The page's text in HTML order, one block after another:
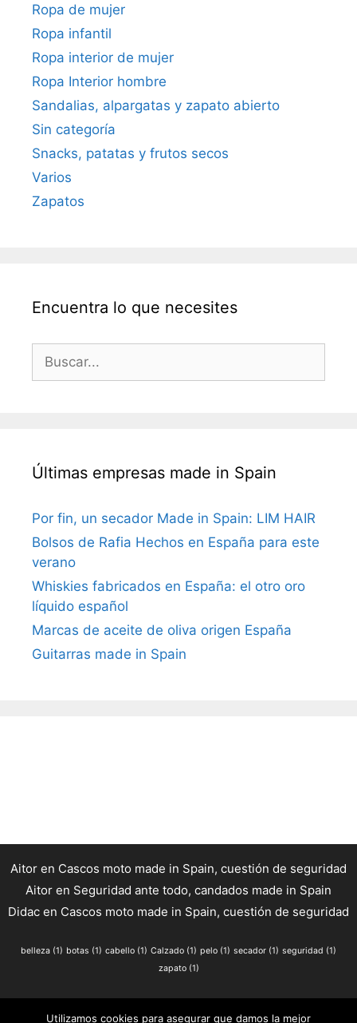
Ropa de mujer
Ropa infantil
Ropa interior de mujer
Ropa Interior hombre
Sandalias, alpargatas y zapato abierto
Sin categoría
Snacks, patatas y frutos secos
Varios
Zapatos
Encuentra lo que necesites
Últimas empresas made in Spain
Por fin, un secador Made in Spain: LIM HAIR
Bolsos de Rafia Hechos en España para este
verano
Whiskies fabricados en España: el otro oro
líquido español
Marcas de aceite de oliva origen España
Guitarras made in Spain
Aitor en Cascos moto made in Spain, cuestión de seguridad
Aitor en Seguridad ante todo, candados made in Spain
Didac en Cascos moto made in Spain, cuestión de seguridad
belleza (1) botas (1) cabello (1) Calzado (1) pelo (1) secador (1) seguridad (1)
zapato(1)
Utilizamos cookies para asegurar que damos la mejor